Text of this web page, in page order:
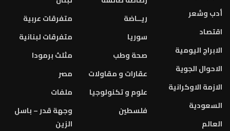
أدب وشعر
اقتصاد
الابراج اليومية
الاحوال الجوية
الازمة الاوكرانية
السعودية
العالم
ريــاضة
سوريا
صحة وطب
عقارات و مقاولات
علوم و تكنولوجيا
فلسطين
متفرقات عربية
متفرقات لبنانية
مثلث برمودا
مصر
ملفات
وجهة قدر – باسل
الزين